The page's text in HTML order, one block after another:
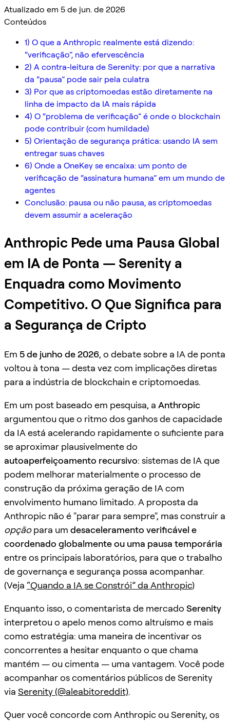
Atualizado em 5 de jun. de 2026
Conteúdos
1) O que a Anthropic realmente está dizendo:
“verificação”, não efervescência
2) A contra-leitura de Serenity: por que a narrativa
da “pausa” pode sair pela culatra
3) Por que as criptomoedas estão diretamente na
linha de impacto da IA mais rápida
4) O “problema de verificação” é onde o blockchain
pode contribuir (com humildade)
5) Orientação de segurança prática: usando IA sem
entregar suas chaves
6) Onde a OneKey se encaixa: um ponto de
verificação de “assinatura humana” em um mundo de
agentes
Conclusão: pausa ou não pausa, as criptomoedas
devem assumir a aceleração
Anthropic Pede uma Pausa Global
em IA de Ponta — Serenity a
Enquadra como Movimento
Competitivo. O Que Significa para
a Segurança de Cripto
Em 5 de junho de 2026, o debate sobre a IA de ponta
voltou à tona — desta vez com implicações diretas
para a indústria de blockchain e criptomoedas.
Em um post baseado em pesquisa, a Anthropic
argumentou que o ritmo dos ganhos de capacidade
da IA está acelerando rapidamente o suficiente para
se aproximar plausivelmente do
autoaperfeiçoamento recursivo: sistemas de IA que
podem melhorar materialmente o processo de
construção da próxima geração de IA com
envolvimento humano limitado. A proposta da
Anthropic não é "parar para sempre", mas construir a
opçãopara um desaceleramento verificável e
coordenado globalmente ou uma pausa temporária
entre os principais laboratórios, para que o trabalho
de governança e segurança possa acompanhar.
(Veja “Quando a IA se Constrói” da Anthropic)
Enquanto isso, o comentarista de mercado Serenity
interpretou o apelo menos como altruísmo e mais
como estratégia: uma maneira de incentivar os
concorrentes a hesitar enquanto o que chama
mantém — ou cimenta — uma vantagem. Você pode
acompanhar os comentários públicos de Serenity
via Serenity (@aleabitoreddit).
Quer você concorde com Anthropic ou Serenity, os